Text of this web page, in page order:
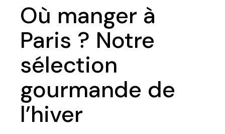
Où manger à
Paris ? Notre
sélection
gourmande de
l’hiver